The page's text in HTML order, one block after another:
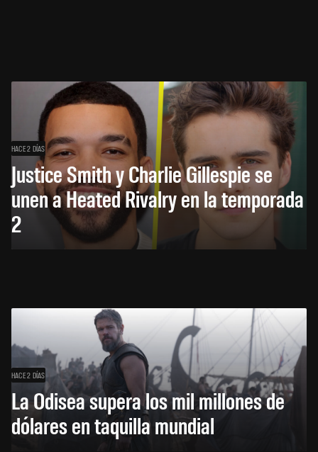
HACE 2 DÍAS
Justice Smith y Charlie Gillespie se
unen a Heated Rivalry en la temporada
2
HACE 2 DÍAS
La Odisea supera los mil millones de
dólares en taquilla mundial